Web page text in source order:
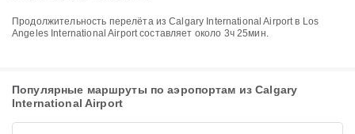
Продолжительность перелёта из Calgary International Airport в Los
Angeles International Airport составляет около 3ч 25мин.
Популярные маршруты по аэропортам из Calgary
International Airport